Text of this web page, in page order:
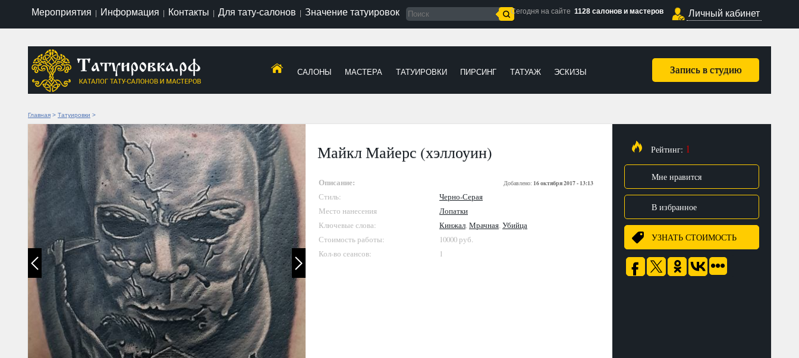
Мероприятия Информация Контакты Для тату-салонов Значение татуировок Сегодня на сайте 1128 салонов и мастеров Личный кабинет
Запись в студию
САЛОНЫ МАСТЕРА ТАТУИРОВКИ ПИРСИНГ ТАТУАЖ ЭСКИЗЫ
Главная > Татуировки >
Майкл Майерс (хэллоуин)
Описание: Добавлено: 16 октября 2017 - 13:13
Стиль:
Черно-Серая
Место нанесения
Лопатки
Ключевые слова:
Кинжал,Мрачная,Убийца
Стоимость работы:
10000 руб.
Кол-во сеансов:
1
Рейтинг: 1
Мне нравится
В избранное
УЗНАТЬ СТОИМОСТЬ